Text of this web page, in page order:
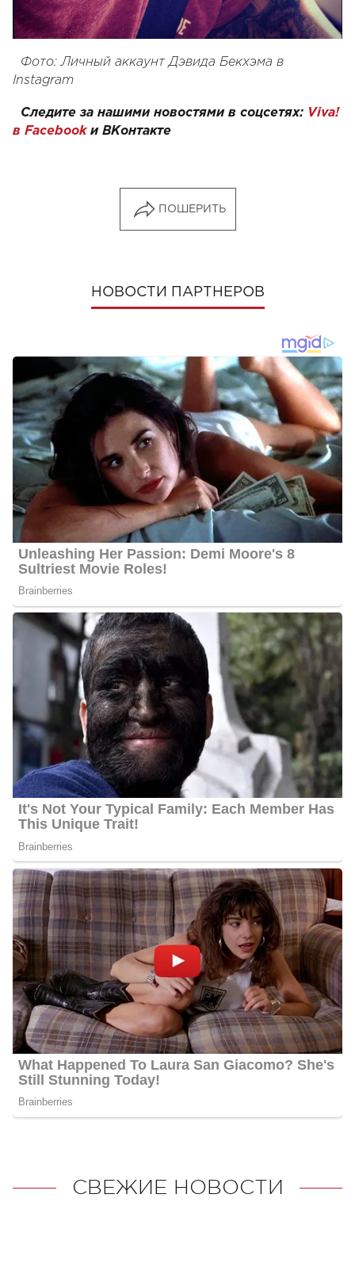
Фото: Личный аккаунт Дэвида Бекхэма в
Instagram
Следите за нашими новостями в соцсетях: Viva!
в Facebookи ВКонтакте
ПОШЕРИТЬ
НОВОСТИ ПАРТНЕРОВ
СВЕЖИЕ НОВОСТИ